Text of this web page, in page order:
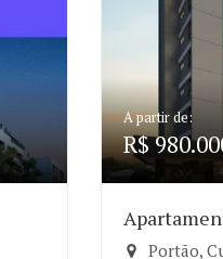
A partir de:
R$
Portão,